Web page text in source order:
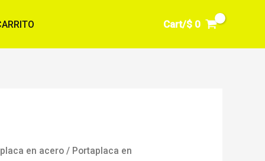
Cart/$ 0
en acero/ Portaplaca en